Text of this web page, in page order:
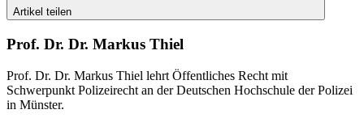
Artikel teilen
Prof. Dr. Dr. Markus Thiel
Prof. Dr. Dr. Markus Thiel lehrt Öffentliches Recht mit
Schwerpunkt Polizeirecht an der Deutschen Hochschule der Polizei
in Münster.